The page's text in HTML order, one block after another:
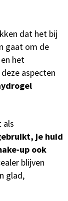
dat het bij
gaat om de
het
aspecten
als
je huid
up ook
blijven
glad,